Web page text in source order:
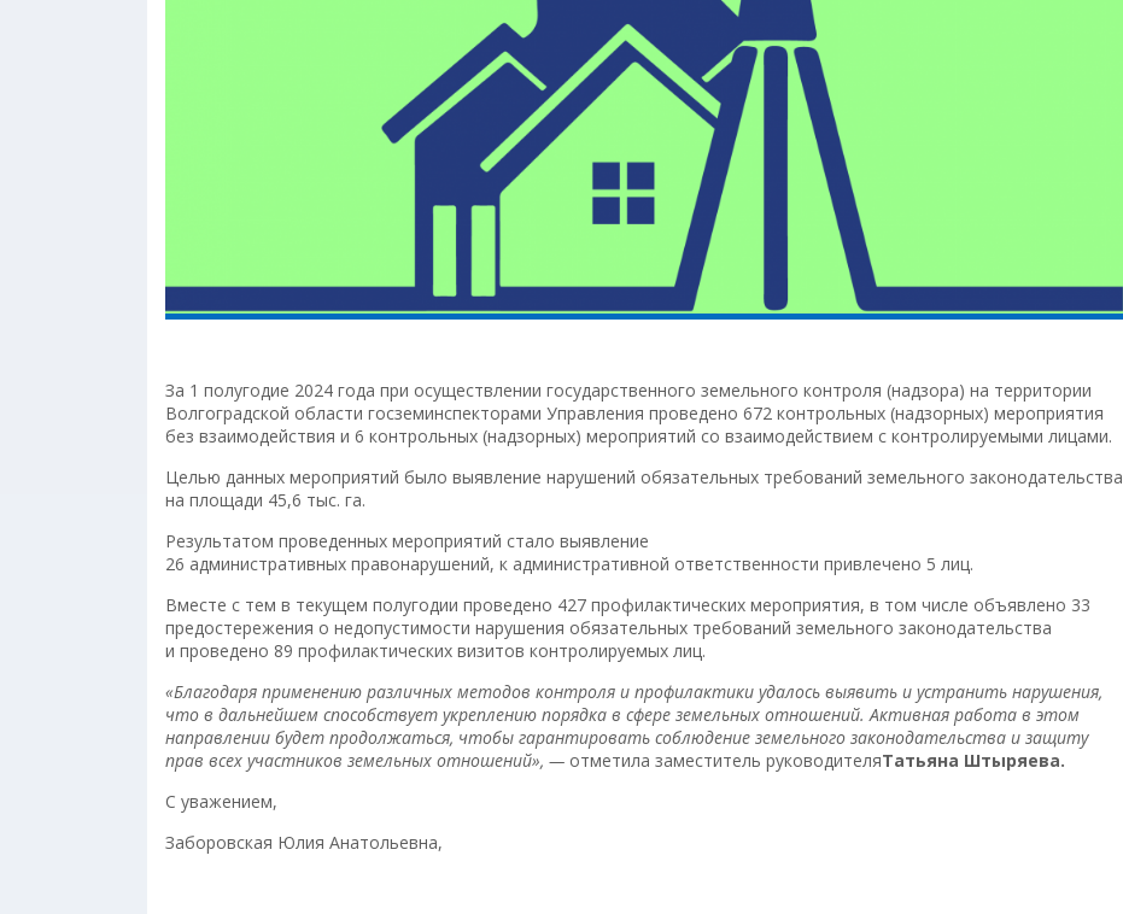
За 1 полугодие 2024 года при осуществлении государственного земельного контроля (надзора) на территории
Волгоградской области госземинспекторами Управления проведено 672 контрольных (надзорных) мероприятия
без взаимодействия и 6 контрольных (надзорных) мероприятий со взаимодействием с контролируемыми лицами.
Целью данных мероприятий было выявление нарушений обязательных требований земельного законодательства
на площади 45,6 тыс. га.
Результатом проведенных мероприятий стало выявление
26 административных правонарушений, к административной ответственности привлечено 5 лиц.
Вместе с тем в текущем полугодии проведено 427 профилактических мероприятия, в том числе объявлено 33
предостережения о недопустимости нарушения обязательных требований земельного законодательства
и проведено 89 профилактических визитов контролируемых лиц.
«Благодаря применению различных методов контроля и профилактики удалось выявить и устранить нарушения,
что в дальнейшем способствует укреплению порядка в сфере земельных отношений. Активная работа в этом
направлении будет продолжаться, чтобы гарантировать соблюдение земельного законодательства и защиту
прав всех участников земельных отношений», — отметила заместитель руководителяТатьяна Штыряева.
С уважением,
Заборовская Юлия Анатольевна,